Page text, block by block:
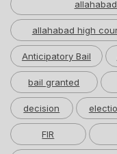
allahabad high
Anticipatory Bail
bail granted
decision
FIR